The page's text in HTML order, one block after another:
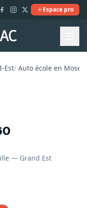
Espace pro
Est/ Auto école en
— Grand Est